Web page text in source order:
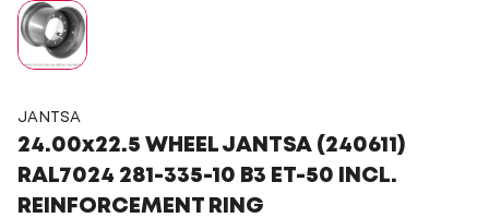
JANTSA
24.00x22.5 WHEEL JANTSA (240611)
RAL7024 281-335-10 B3 ET-50 INCL.
REINFORCEMENT RING